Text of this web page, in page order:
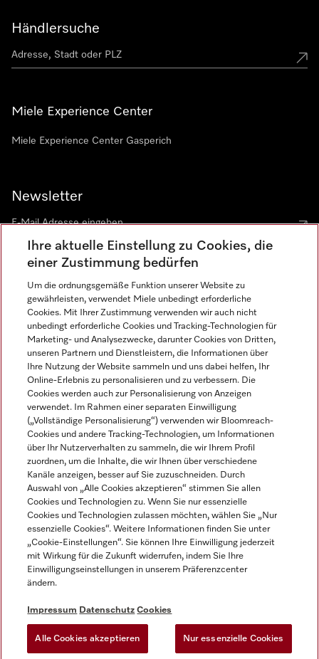
Händlersuche
Miele Experience Center
Miele Experience Center Gasperich
Newsletter
Sprache
DEUTSCH
Impressum
AGB
Datenschutz
Nutzungsbedingungen
Gesetzen über digitale Dienste
Cookie-Einstellungen
Miele auf Instagram
Miele auf Youtube
Ihre aktuelle Einstellung zu Cookies, die
einer Zustimmung bedürfen
Um die ordnungsgemäße Funktion unserer Website zu
gewährleisten, verwendet Miele unbedingt erforderliche
Cookies. Mit Ihrer Zustimmung verwenden wir auch nicht
unbedingt erforderliche Cookies und Tracking-Technologien für
Marketing- und Analysezwecke, darunter Cookies von Dritten,
unseren Partnern und Dienstleistern, die Informationen über
Ihre Nutzung der Website sammeln und uns dabei helfen, Ihr
Online-Erlebnis zu personalisieren und zu verbessern. Die
Cookies werden auch zur Personalisierung von Anzeigen
verwendet. Im Rahmen einer separaten Einwilligung
(„Vollständige Personalisierung“) verwenden wir Bloomreach-
Cookies und andere Tracking-Technologien, um Informationen
über Ihr Nutzerverhalten zu sammeln, die wir Ihrem Profil
zuordnen, um die Inhalte, die wir Ihnen über verschiedene
Kanäle anzeigen, besser auf Sie zuzuschneiden. Durch
Auswahl von „Alle Cookies akzeptieren“ stimmen Sie allen
Cookies und Technologien zu. Wenn Sie nur essenzielle
Cookies und Technologien zulassen möchten, wählen Sie „Nur
essenzielle Cookies“. Weitere Informationen finden Sie unter
„Cookie-Einstellungen“. Sie können Ihre Einwilligung jederzeit
mit Wirkung für die Zukunft widerrufen, indem Sie Ihre
Einwilligungseinstellungen in unserem Präferenzcenter
ändern.
Impressum Datenschutz Cookies
Alle Cookies akzeptieren Nur essenzielle Cookies